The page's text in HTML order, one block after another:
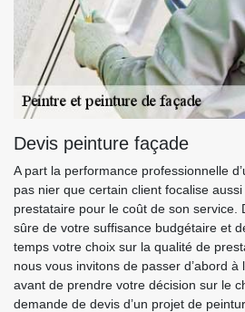
Devis peinture façade
A part la performance professionnelle
pas nier que certain client focalise
prestataire pour le coût de son service.
sûre de votre suffisance budgétaire et
temps votre choix sur la qualité de
nous vous invitons de passer d’abord
avant de prendre votre décision sur le
demande de devis d’un projet de